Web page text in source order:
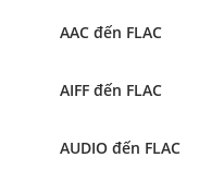
AAC đến FLAC
AIFF đến FLAC
AUDIO đến FLAC